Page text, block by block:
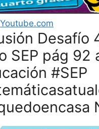
Youtube.com
Desafío
SEP pág 92
#SEP